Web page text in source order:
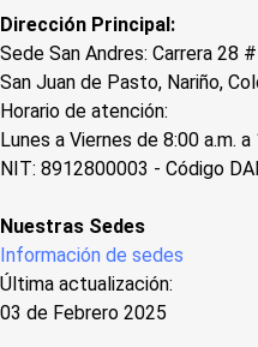
Dirección Principal:
Sede San Andres: Carrera 28
San Juan de Pasto, Nariño,
Horario de atención:
Lunes a Viernes de 8:00 a.m.
NIT: 8912800003 - Código
Nuestras Sedes
Información de sedes
Última actualización:
03 de Febrero 2025